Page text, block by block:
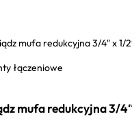
łączeniowe
mufa redukcyjna 3/